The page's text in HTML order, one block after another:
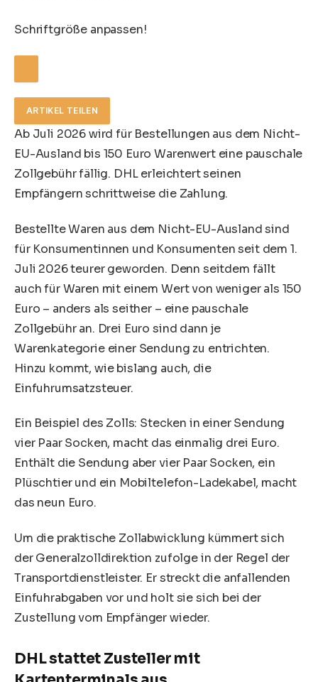
Schriftgröße anpassen!
ARTIKEL TEILEN
Ab Juli 2026 wird für Bestellungen aus dem Nicht-
EU-Ausland bis 150 Euro Warenwert eine pauschale
Zollgebühr fällig. DHL erleichtert seinen
Empfängern schrittweise die Zahlung.
Bestellte Waren aus dem Nicht-EU-Ausland sind
für Konsumentinnen und Konsumenten seit dem 1.
Juli 2026 teurer geworden. Denn seitdem fällt
auch für Waren mit einem Wert von weniger als 150
Euro – anders als seither – eine pauschale
Zollgebühr an. Drei Euro sind dann je
Warenkategorie einer Sendung zu entrichten.
Hinzu kommt, wie bislang auch, die
Einfuhrumsatzsteuer.
Ein Beispiel des Zolls: Stecken in einer Sendung
vier Paar Socken, macht das einmalig drei Euro.
Enthält die Sendung aber vier Paar Socken, ein
Plüschtier und ein Mobiltelefon-Ladekabel, macht
das neun Euro.
Um die praktische Zollabwicklung kümmert sich
der Generalzolldirektion zufolge in der Regel der
Transportdienstleister. Er streckt die anfallenden
Einfuhrabgaben vor und holt sie sich bei der
Zustellung vom Empfänger wieder.
DHL stattet Zusteller mit